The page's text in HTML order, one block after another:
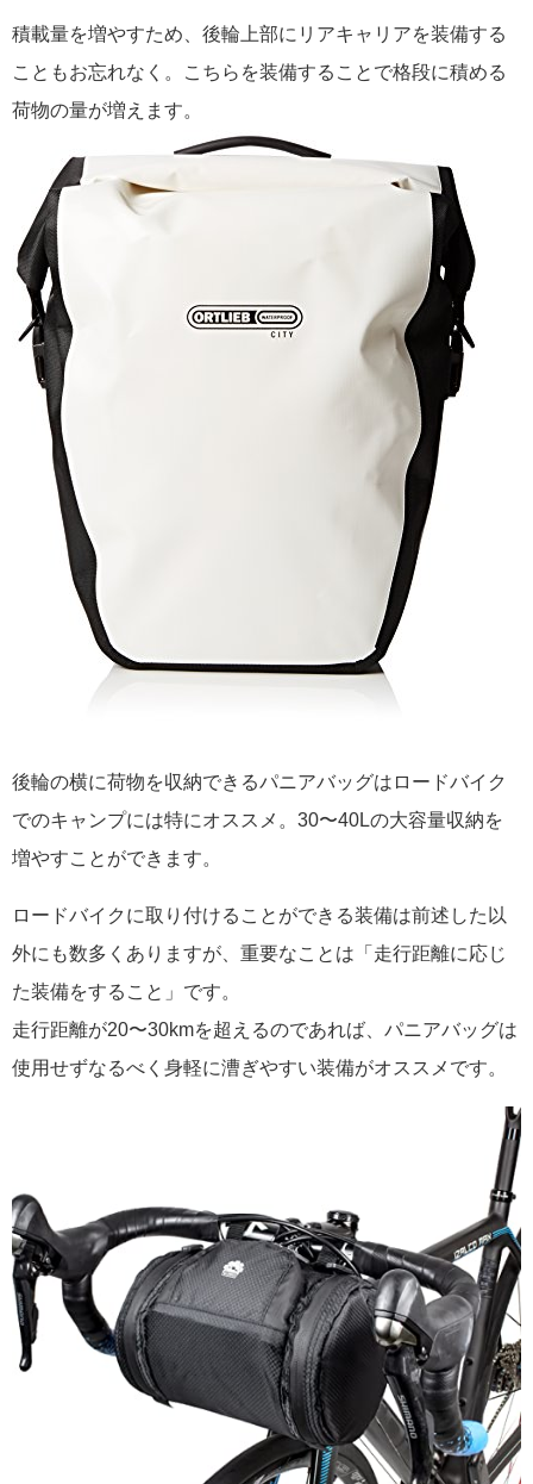
積載量を増やすため、後輪上部にリアキャリアを装備する
こともお忘れなく。こちらを装備することで格段に積める
荷物の量が増えます。
後輪の横に荷物を収納できるパニアバッグはロードバイク
でのキャンプには特にオススメ。30〜40Lの大容量収納を
増やすことができます。
ロードバイクに取り付けることができる装備は前述した以
外にも数多くありますが、重要なことは「走行距離に応じ
た装備をすること」です。
走行距離が20〜30kmを超えるのであれば、パニアバッグは
使用せずなるべく身軽に漕ぎやすい装備がオススメです。